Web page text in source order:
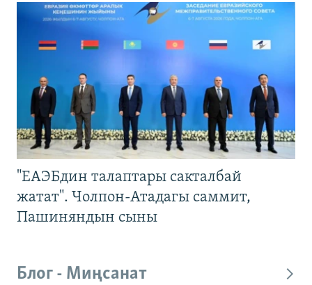
"ЕАЭБдин талаптары сакталбай
жатат". Чолпон-Атадагы саммит,
Пашиняндын сыны
Блог - Миңсанат